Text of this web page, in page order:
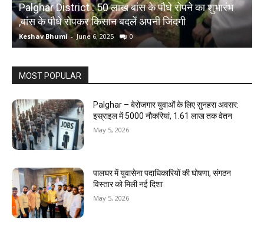
Palghar District : 50 लाख बांस के पौधे रोपने का शुभारंभ
,बांस के पौधे रोपकर किसान बदलें अपनी जिंदगी
Keshav Bhumi - June 6, 2025 0
MOST POPULAR
Palghar – बेरोजगार युवाओं के लिए सुनहरा अवसर:
इस्राइल में 5000 नौकरियां, ₹1.61 लाख तक वेतन
May 5, 2026
पालघर में युवासेना पदाधिकारियों की घोषणा, संगठन
विस्तार को मिली नई दिशा
May 5, 2026